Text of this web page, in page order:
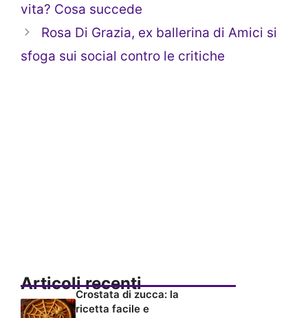
vita? Cosa succede
Rosa Di Grazia, ex ballerina di Amici si
sfoga sui social contro le critiche
Articoli recenti
Crostata di zucca: la
ricetta facile e